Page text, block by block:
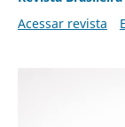
Acessar revista